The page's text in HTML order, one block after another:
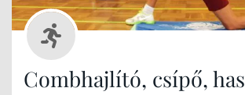
Combhajlító, csípő, has